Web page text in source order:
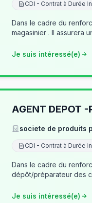
CDI - Contrat à Durée
Dans le cadre du
magasinier . Il assurera
Je suis intéressé(e)
AGENT DEPOT -
societe de produits
CDI - Contrat à Durée
Dans le cadre du renforcement
Je suis intéressé(e)